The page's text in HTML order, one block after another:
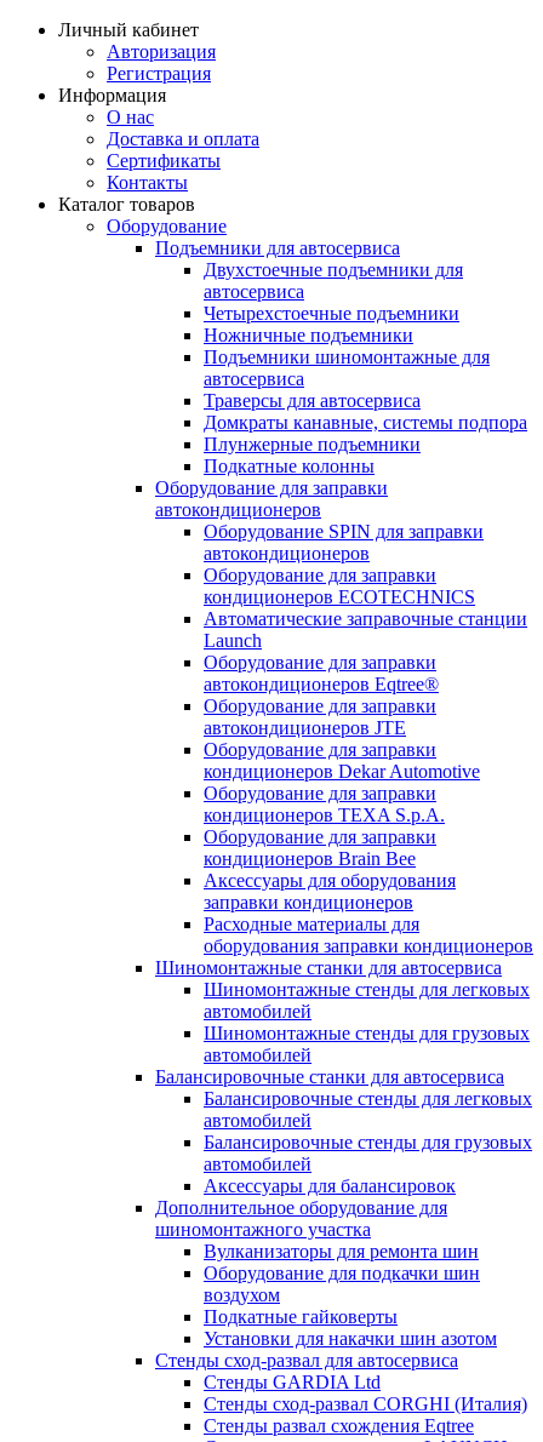
Личный кабинет
Авторизация
Регистрация
Информация
О нас
Доставка и оплата
Сертификаты
Контакты
Каталог товаров
Оборудование
Подъемники для автосервиса
Двухстоечные подъемники для
автосервиса
Четырехстоечные подъемники
Ножничные подъемники
Подъемники шиномонтажные для
автосервиса
Траверсы для автосервиса
Домкраты канавные, системы подпора
Плунжерные подъемники
Подкатные колонны
Оборудование для заправки
автокондиционеров
Оборудование SPIN для заправки
автокондиционеров
Оборудование для заправки
кондиционеров ECOTECHNICS
Автоматические заправочные станции
Launch
Оборудование для заправки
автокондиционеров Eqtree®
Оборудование для заправки
автокондиционеров JTE
Оборудование для заправки
кондиционеров Dekar Automotive
Оборудование для заправки
кондиционеров TEXA S.p.A.
Оборудование для заправки
кондиционеров Brain Bee
Аксессуары для оборудования
заправки кондиционеров
Расходные материалы для
оборудования заправки кондиционеров
Шиномонтажные станки для автосервиса
Шиномонтажные стенды для легковых
автомобилей
Шиномонтажные стенды для грузовых
автомобилей
Балансировочные станки для автосервиса
Балансировочные стенды для легковых
автомобилей
Балансировочные стенды для грузовых
автомобилей
Аксессуары для балансировок
Дополнительное оборудование для
шиномонтажного участка
Вулканизаторы для ремонта шин
Оборудование для подкачки шин
воздухом
Подкатные гайковерты
Установки для накачки шин азотом
Стенды сход-развал для автосервиса
Стенды GARDIA Ltd
Стенды сход-развал CORGHI (Италия)
Стенды развал схождения Eqtree